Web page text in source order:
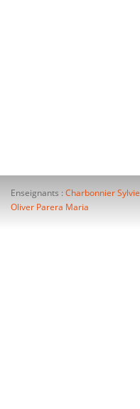
Enseignants : Charbonnier Sylvie
Oliver Parera Maria